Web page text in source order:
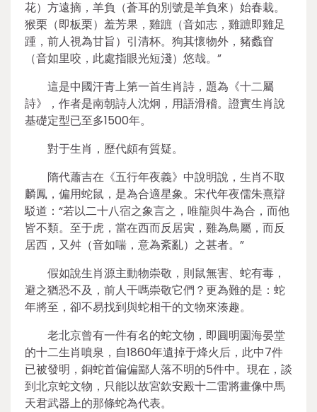
花）方遠摘，羊負（蒼耳的別號是羊負來）始春栽。
猴栗（即板栗）羞芳果，雞蹠（音如志，雞蹠即雞足
踵，前人視為甘旨）引清杯。狗其懷物外，豬蠡窅
（音如里咬，此處指眼光短淺）悠哉。”
這是中國汗青上第一首生肖詩，題為《十二屬
詩》，作者是南朝詩人沈炯，用語滑稽。證實生肖說
基礎定型已至多1500年。
對于生肖，歷代頗有質疑。
隋代蕭吉在《五行年夜義》中說明說，生肖不取
麟鳳，偏用蛇鼠，是為合適星象。宋代年夜儒朱熹辯
駁道：“若以二十八宿之象言之，唯龍與牛為合，而他
皆不類。至于虎，當在西而反居寅，雞為鳥屬，而反
居西，又舛（音如喘，意為紊亂）之甚者。”
假如說生肖源主動物崇敬，則鼠無害、蛇有毒，
避之猶恐不及，前人干嗎崇敬它們？更為難的是：蛇
年將至，卻不易找到與蛇相干的文物來湊趣。
老北京曾有一件有名的蛇文物，即圓明園海晏堂
的十二生肖噴泉，自1860年遺掉于烽火后，此中7件
已被發明，銅蛇首偏偏鄙人落不明的5件中。現在，談
到北京蛇文物，只能以故宮欽安殿十二雷將畫像中馬
天君武器上的那條蛇為代表。